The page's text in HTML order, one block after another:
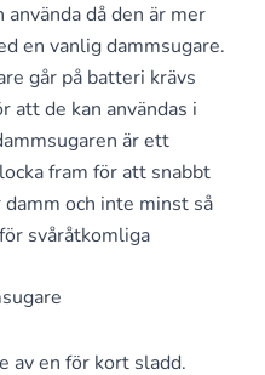
då den är mer
en vanlig dammsugare.
går på batteri krävs
att de kan användas i
är ett
fram för att snabbt
och inte minst så
svåråtkomliga
av en för kort sladd.